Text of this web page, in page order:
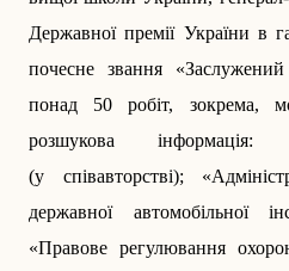
Державної премії України в
почесне звання
понад 50 робіт, зокрема,
розшукова інформація:
(у співавторстві);
державної автомобільної
«Правове регулювання